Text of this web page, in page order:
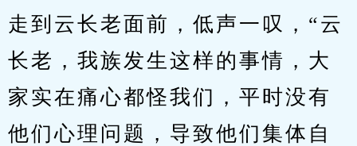
走到云长老面前，低声一叹，“云
长老，我族发生这样的事情，大
家实在痛心都怪我们，平时没有
他们心理问题，导致他们集体自